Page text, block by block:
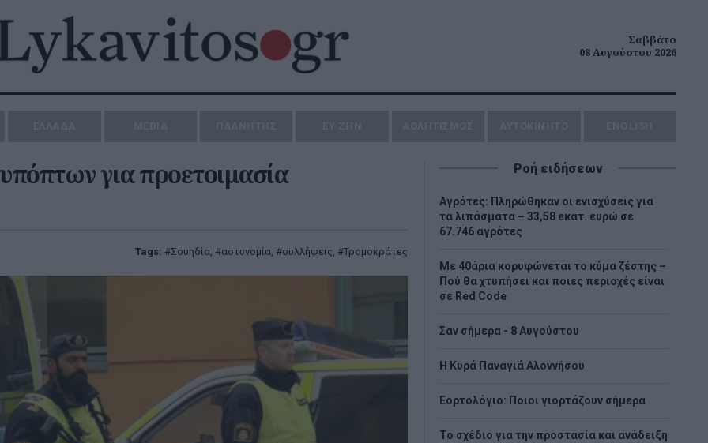
Σαββάτο
08 Αυγούστου 2026
για προετοιμασία
Tags: Σουηδία, αστυνομία, συλλήψεις, Τρομοκράτες
Ροή ειδήσεων
Αγρότες: Πληρώθηκαν οι ενισχύσεις για
τα λιπάσματα – 33,58 εκατ. ευρώ σε
67.746 αγρότες
Με 40άρια κορυφώνεται το κύμα ζέστης –
Πού θα χτυπήσει και ποιες περιοχές είναι
σε Red Code
Σαν σήμερα - 8 Αυγούστου
H Κυρά Παναγιά Αλοννήσου
Εορτολόγιο: Ποιοι γιορτάζουν σήμερα
Το σχέδιο για την προστασία και ανάδειξη